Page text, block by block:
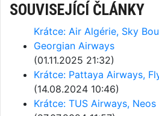
SOUVISEJÍCÍ ČLÁNKY
Krátce: Air Algérie, Sky
Georgian Airways
(01.11.2025 21:32)
Krátce: Pattaya Airways,
(14.08.2024 10:46)
Krátce: TUS Airways,